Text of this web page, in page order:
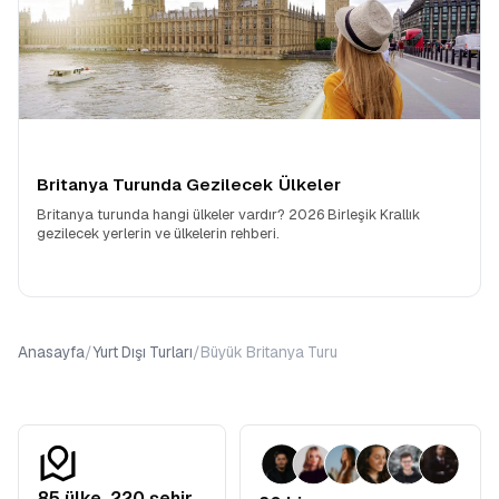
İngiltere Kültür Turlarıbüyük önem taşır. İngiliz kültürü,
nezaket kuralları, çay saatleri, pub kültürü, kraliyet gelenekleri ve
edebiyat mirasıyla örülüdür. Tur boyunca rehberleriniz, size
İngiliz yaşam tarzının inceliklerini anlatır. Neden soldan trafik
aktığını, telefon kulübelerinin neden kırmızı olduğunu veya İngiliz
kahvaltısının olmazsa olmazlarını öğrenirsiniz. Müzeler,
şarkılarına uzanan geniş bir kültürel yelpazede seyahat
edersiniz.
İngiltere Balayı Turları
romantizmi tarih ve doğayla harmanlamak isteyen çiftler için
konaklama hayali, Londra’da Thames Nehri üzerinde romantik bir
akşam yemeği veya İrlanda’nın sakin kırsalında el ele yürüyüşler.
Eyfel Kulesi yerine, Tower Bridge veya Edinburgh Kalesi’nin
önünde çekilmiş eşsiz kareler olmasını istiyorsanız, bu tur tam
size göredir.
Britanya Turunda Gezilecek Ülkeler
Britanya turunda hangi ülkeler vardır? 2026 Birleşik Krallık
gezilecek yerlerin ve ülkelerin rehberi.
Anasayfa/Yurt Dışı Turları/Büyük Britanya Turu